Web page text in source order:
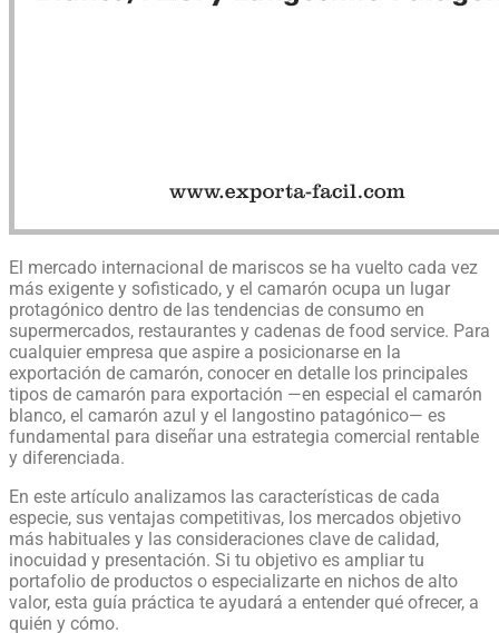
El mercado internacional de mariscos se ha vuelto cada vez
más exigente y sofisticado, y el camarón ocupa un lugar
protagónico dentro de las tendencias de consumo en
supermercados, restaurantes y cadenas de food service. Para
cualquier empresa que aspire a posicionarse en la
exportación de camarón, conocer en detalle los principales
tipos de camarón para exportación —en especial el camarón
blanco, el camarón azul y el langostino patagónico— es
fundamental para diseñar una estrategia comercial rentable
y diferenciada.
En este artículo analizamos las características de cada
especie, sus ventajas competitivas, los mercados objetivo
más habituales y las consideraciones clave de calidad,
inocuidad y presentación. Si tu objetivo es ampliar tu
portafolio de productos o especializarte en nichos de alto
valor, esta guía práctica te ayudará a entender qué ofrecer, a
quién y cómo.